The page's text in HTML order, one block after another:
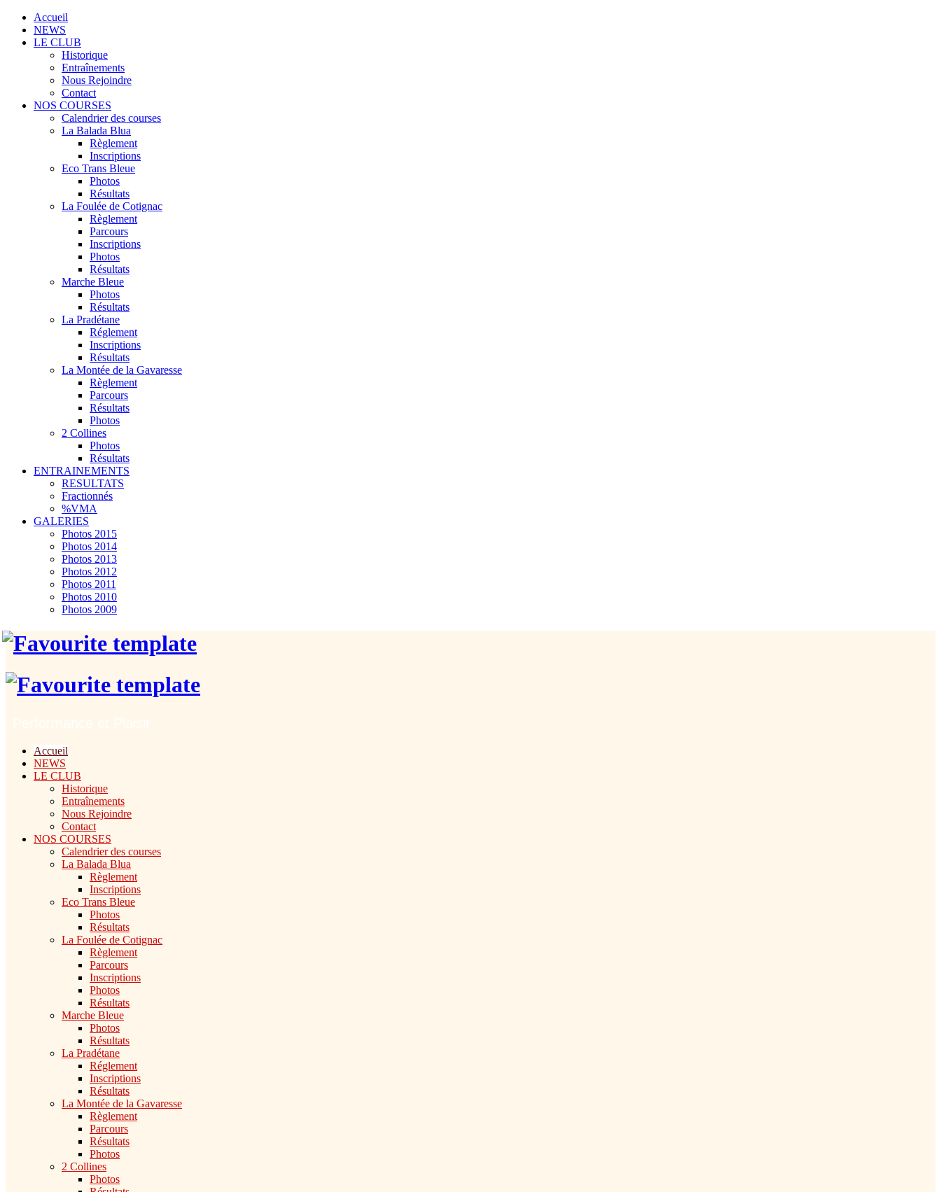
Accueil
NEWS
LE CLUB
Historique
Entraînements
Nous Rejoindre
Contact
NOS COURSES
Calendrier des courses
La Balada Blua
Règlement
Inscriptions
Eco Trans Bleue
Photos
Résultats
La Foulée de Cotignac
Règlement
Parcours
Inscriptions
Photos
Résultats
Marche Bleue
Photos
Résultats
La Pradétane
Réglement
Inscriptions
Résultats
La Montée de la Gavaresse
Règlement
Parcours
Résultats
Photos
2 Collines
Photos
Résultats
ENTRAINEMENTS
RESULTATS
Fractionnés
%VMA
GALERIES
Photos 2015
Photos 2014
Photos 2013
Photos 2012
Photos 2011
Photos 2010
Photos 2009
Accueil
NEWS
LE CLUB
Historique
Entraînements
Nous Rejoindre
Contact
NOS COURSES
Calendrier des courses
La Balada Blua
Règlement
Inscriptions
Eco Trans Bleue
Photos
Résultats
La Foulée de Cotignac
Règlement
Parcours
Inscriptions
Photos
Résultats
Marche Bleue
Photos
Résultats
La Pradétane
Réglement
Inscriptions
Résultats
La Montée de la Gavaresse
Règlement
Parcours
Résultats
Photos
2 Collines
Photos